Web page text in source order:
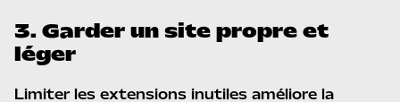
3. Garder un site propre et
léger
Limiter les extensions inutiles améliore la